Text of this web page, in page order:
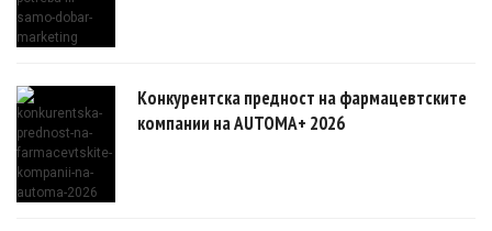
Конкурентска предност на фармацевтските
компании на AUTOMA+ 2026